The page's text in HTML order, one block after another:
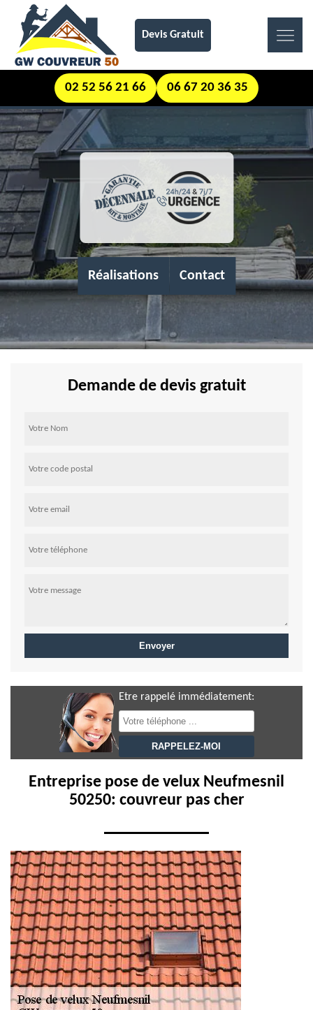
Devis Gratuit
02 52 56 21 66 06 67 20 36 35
Réalisations Contact
Demande de devis gratuit
Etre rappelé immédiatement:
Entreprise pose de velux Neufmesnil
50250: couvreur pas cher